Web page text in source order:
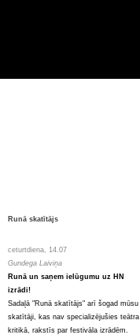
Runā skatītājs
ceturtdiena, 14.07
Gundega Laiviņa
Runā un saņem ielūgumu uz HN
izrādi!
Sadaļā "Runā skatītājs" arī šogad mūsu
skatītāji, kas nav specializējušies teātra
kritikā, rakstīs par festivāla izrādēm.